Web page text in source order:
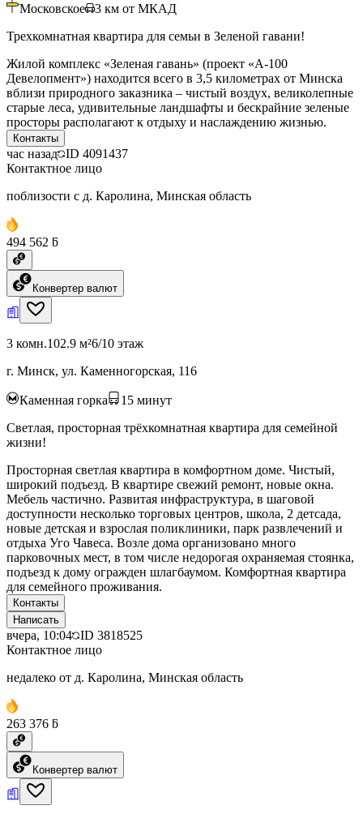
Московское 3 км от МКАД
Трехкомнатная квартира для семьи в Зеленой гавани!
Жилой комплекс «Зеленая гавань» (проект «А-100
Девелопмент») находится всего в 3,5 километрах от Минска
вблизи природного заказника – чистый воздух, великолепные
старые леса, удивительные ландшафты и бескрайние зеленые
просторы располагают к отдыху и наслаждению жизнью.
Контакты
час назад ID 4091437
Контактное лицо
поблизости с д. Каролина, Минская область
494 562 ƃ
Конвертер валют
3 комн.102.9 м²6/10 этаж
г. Минск, ул. Каменногорская, 116
Каменная горка 15 минут
Светлая, просторная трёхкомнатная квартира для семейной
жизни!
Просторная светлая квартира в комфортном доме. Чистый,
широкий подъезд. В квартире свежий ремонт, новые окна.
Мебель частично. Развитая инфраструктура, в шаговой
доступности несколько торговых центров, школа, 2 детсада,
новые детская и взрослая поликлиники, парк развлечений и
отдыха Уго Чавеса. Возле дома организовано много
парковочных мест, в том числе недорогая охраняемая стоянка,
подъезд к дому огражден шлагбаумом. Комфортная квартира
для семейного проживания.
Контакты
Написать
вчера, 10:04 ID 3818525
Контактное лицо
недалеко от д. Каролина, Минская область
263 376 ƃ
Конвертер валют